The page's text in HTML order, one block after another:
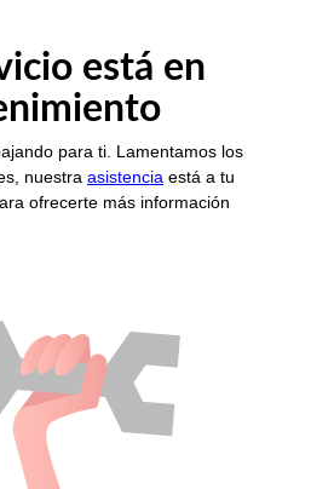
está en
para ti. Lamentamos los
nuestra asistencia está a tu
ofrecerte más información